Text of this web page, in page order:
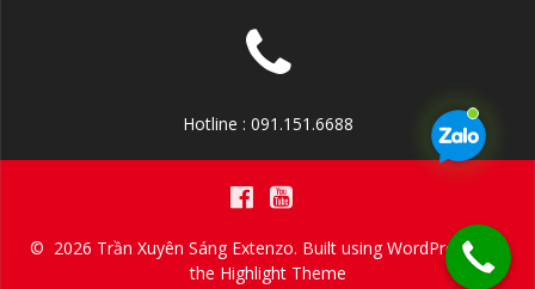
Hotline : 091.151.6688
© 2026 Trần Xuyên Sáng Extenzo. Built using WordPress and
the Highlight Theme